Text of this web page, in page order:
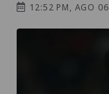
12:52 PM, AGO 06